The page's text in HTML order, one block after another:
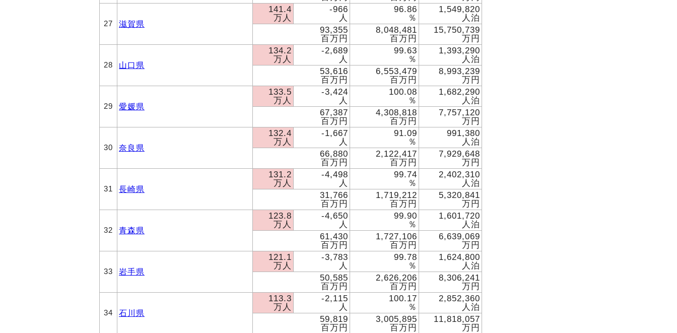
27 滋賀県
141.4
万人
-966
人
96.86
％
1,549,820
人泊
93,355
百万円
8,048,481
百万円
15,750,739
万円
28 山口県
134.2
万人
-2,689
人
99.63
％
1,393,290
人泊
53,616
百万円
6,553,479
百万円
8,993,239
万円
29 愛媛県
133.5
万人
-3,424
人
100.08
％
1,682,290
人泊
67,387
百万円
4,308,818
百万円
7,757,120
万円
30 奈良県
132.4
万人
-1,667
人
91.09
％
991,380
人泊
66,880
百万円
2,122,417
百万円
7,929,648
万円
31 長崎県
131.2
万人
-4,498
人
99.74
％
2,402,310
人泊
31,766
百万円
1,719,212
百万円
5,320,841
万円
32 青森県
123.8
万人
-4,650
人
99.90
％
1,601,720
人泊
61,430
百万円
1,727,106
百万円
6,639,069
万円
33 岩手県
121.1
万人
-3,783
人
99.78
％
1,624,800
人泊
50,585
百万円
2,626,206
百万円
8,306,241
万円
34 石川県
113.3
万人
-2,115
人
100.17
％
2,852,360
人泊
59,819
百万円
3,005,895
百万円
11,818,057
万円